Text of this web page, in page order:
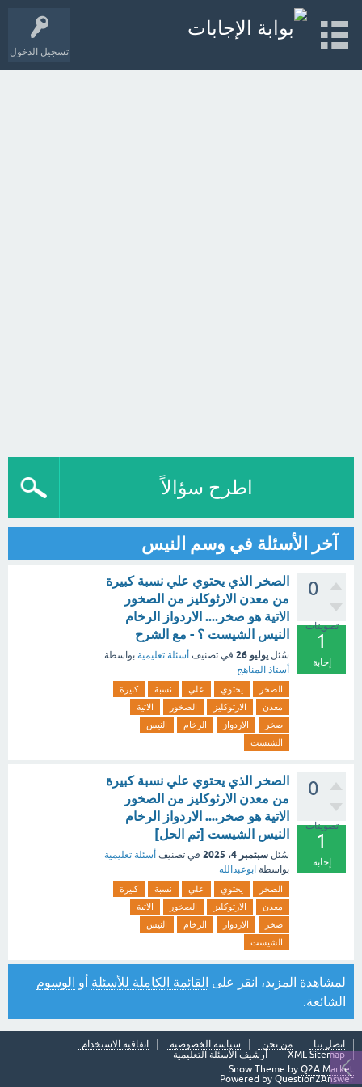
تسجيل الدخول
اطرح سؤالاً
آخر الأسئلة في وسم النيس
0
تصويتات
1
إجابة
الصخر الذي يحتوي علي نسبة كبيرة
من معدن الارثوكليز من الصخور
الاتية هو صخر.... الاردواز الرخام
النيس الشيست ؟ - مع الشرح
سُئل يوليو 26 في تصنيف أسئلة تعليمية بواسطة
أستاذ المناهج
الصخر يحتوي علي نسبة
كبيرة
معدن
الارثوكليز الصخور
الاتية
صخر
الاردواز الرخام
النيس
الشيست
0
تصويتات
1
إجابة
الصخر الذي يحتوي علي نسبة كبيرة
من معدن الارثوكليز من الصخور
الاتية هو صخر.... الاردواز الرخام
النيس الشيست [تم الحل]
سُئل سبتمبر 4، 2025 في تصنيف أسئلة تعليمية
بواسطة ابوعبدالله
الصخر يحتوي علي نسبة
كبيرة
معدن
الارثوكليز الصخور
الاتية
صخر
الاردواز الرخام
النيس
الشيست
لمشاهدة المزيد، انقر على القائمة الكاملة للأسئلة أو الوسوم
الشائعة
اتصل بنا من نحن سياسة الخصوصية
اتفاقية الاستخدام
XML Sitemap
أرشيف الأسئلة التعليمية
Snow Theme by Q2A Market
Powered by Question2Answer